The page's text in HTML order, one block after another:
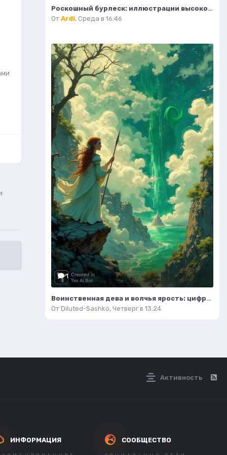
Роскошный бурлеск: иллюстрации высокой моды в стиле кабаре Мулен Руж. Нейронная сеть Flux 1
От Ardi, Среда в 16:46
1
Воинственная дева и волчья ярость: цифровая живопись в стиле Дона Херцфельдта. Нейросеть Flux
От Diluted-Sashko, Четверг в 13:24
Активность
ИНФОРМАЦИЯ СООБЩЕСТВО